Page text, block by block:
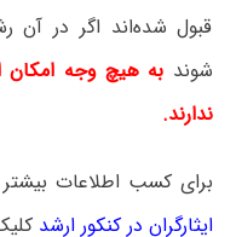
قبول شده‌اند اگر در آن
شوند به هیچ وجه امکان
ندارند.
برای کسب اطلاعات
ایثارگران در کنکور ارشد